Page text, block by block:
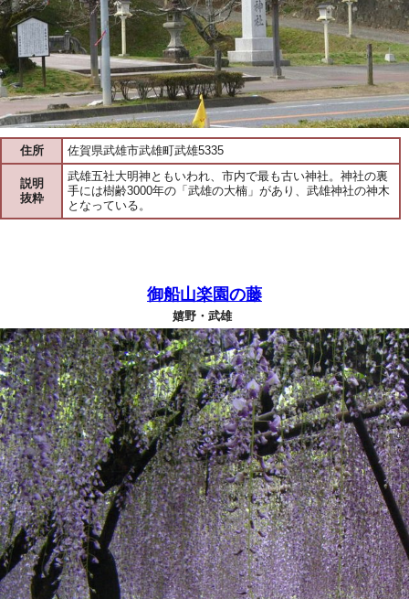
住所 佐賀県武雄市武雄町武雄5335
説明
抜粋
武雄五社大明神ともいわれ、市内で最も古い神社。神社の裏
手には樹齢3000年の「武雄の大楠」があり、武雄神社の神木
となっている。
御船山楽園の藤
嬉野・武雄